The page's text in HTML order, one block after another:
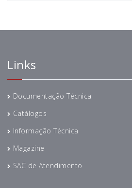
Links
Documentação Técnica
Catálogos
Informação Técnica
Magazine
SAC de Atendimento